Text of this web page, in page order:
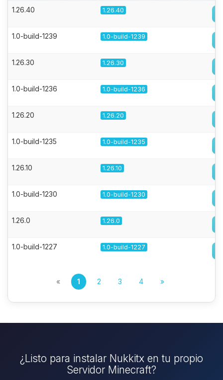
1.26.40 1.26.40
1.0-build-1239 1.0-build-1239
1.26.30 1.26.30
1.0-build-1236 1.0-build-1236
1.26.20 1.26.20
1.0-build-1235 1.0-build-1235
1.26.10 1.26.10
1.0-build-1230 1.0-build-1230
1.26.0 1.26.0
1.0-build-1227 1.0-build-1227
« 1 2 3 4 »
¿Listo para instalar Nukkitx en tu propio
Servidor Minecraft?